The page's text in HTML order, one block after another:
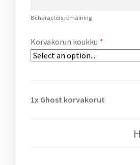
8 characters remaining
Korvakorun koukku *
1x Ghost korvakorut